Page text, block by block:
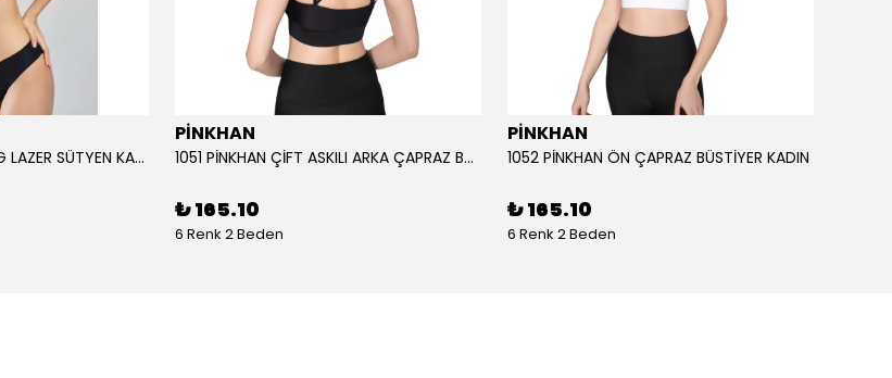
104 YENİ İNCİ BONDİNG LAZER SÜTYEN KADIN
PİNKHAN
1051 PİNKHAN ÇİFT ASKILI ARKA ÇAPRAZ BÜSTİYER KADI
₺ 165.10
6 Renk 2 Beden
PİNKHAN
1052 PİNKHAN ÖN ÇAPRAZ BÜSTİYER KADIN
₺ 165.10
6 Renk 2 Beden